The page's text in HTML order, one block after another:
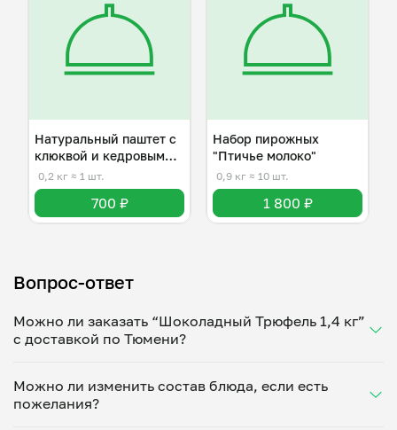
Натуральный паштет с
клюквой и кедровыми
орешками
0,2 кг ≈ 1 шт.
700 ₽
Набор пирожных
"Птичье молоко"
0,9 кг ≈ 10 шт.
1 800 ₽
Вопрос-ответ
Можно ли заказать “Шоколадный Трюфель 1,4 кг”
с доставкой по Тюмени?
Укажите удобное время — и получите свежее
домашнее блюдо в большой порции прямо с плиты.
Можно ли изменить состав блюда, если есть
пожелания?